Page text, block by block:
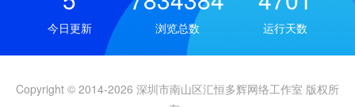
今日更新 浏览总数 运行天数
Copyright © 2014-2026 深圳市南山区汇恒多辉网络工作室 版权所